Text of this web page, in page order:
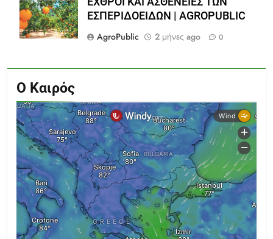
ΕΣΠΕΡΙΔΟΕΙΔΩΝ | AGROPUBLIC
AgroPublic
2 μήνες ago 0
Ο Καιρός